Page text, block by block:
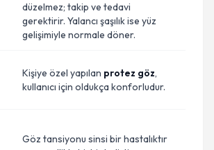
düzelmez; takip ve tedavi
gerektirir. Yalancı şaşılık ise yüz
gelişimiyle normale döner.
Kişiye özel yapılan protez göz,
kullanıcı için oldukça konforludur.
Göz tansiyonu sinsi bir hastalıktır